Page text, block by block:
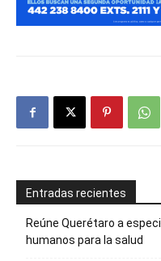
Entradas recientes
Reúne Querétaro a
humanos para la salud